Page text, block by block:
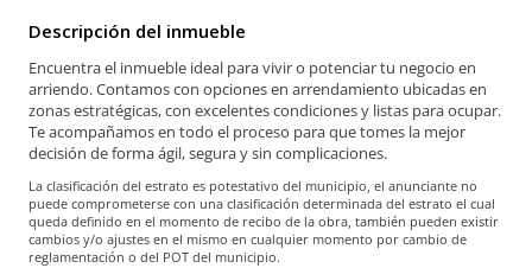
Descripción del inmueble
Encuentra el inmueble ideal para vivir o potenciar tu negocio en
arriendo. Contamos con opciones en arrendamiento ubicadas en
zonas estratégicas, con excelentes condiciones y listas para ocupar.
Te acompañamos en todo el proceso para que tomes la mejor
decisión de forma ágil, segura y sin complicaciones.
La clasificación del estrato es potestativo del municipio, el anunciante no
puede comprometerse con una clasificación determinada del estrato el cual
queda definido en el momento de recibo de la obra, también pueden existir
cambios y/o ajustes en el mismo en cualquier momento por cambio de
reglamentación o del POT del municipio.